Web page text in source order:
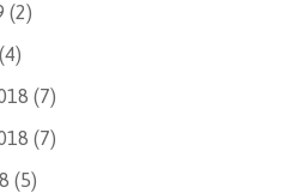
(2)
(4)
(7)
(7)
(5)